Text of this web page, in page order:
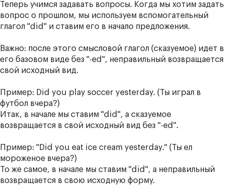
Теперь учимся задавать вопросы. Когда мы хотим задать
вопрос о прошлом, мы используем вспомогательный
глагол "did" и ставим его в начало предложения.
Важно: после этого смысловой глагол (сказуемое) идет в
его базовом виде без "-ed", неправильный возвращается
свой исходный вид.
Пример: Did you play soccer yesterday. (Ты играл в
футбол вчера?)
Итак, в начале мы ставим "did", а сказуемое
возвращается в свой исходный вид без "-ed".
Пример: "Did you eat ice cream yesterday." (Ты ел
мороженое вчера?)
То же самое, в начале мы ставим "did", а неправильный
возвращается в свою исходную форму.